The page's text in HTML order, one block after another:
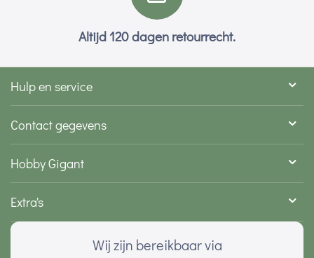
Altijd 120 dagen retourrecht.
Hulp en service
Contact gegevens
Hobby Gigant
Extra's
Wij zijn bereikbaar via